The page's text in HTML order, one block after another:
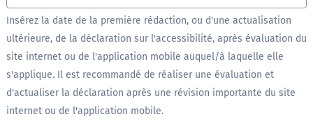
Insérez la date de la première rédaction, ou d'une actualisation
ultérieure, de la déclaration sur l'accessibilité, après évaluation du
site internet ou de l'application mobile auquel/à laquelle elle
s'applique. Il est recommandé de réaliser une évaluation et
d'actualiser la déclaration après une révision importante du site
internet ou de l'application mobile.